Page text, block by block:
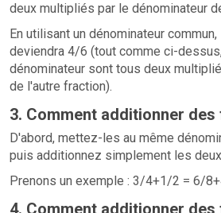
deux multipliés par le dénominateur
En utilisant un dénominateur
deviendra 4/6 (tout comme ci-
dénominateur sont tous deux
de l'autre fraction).
3. Comment additionner
D'abord, mettez-les au même
puis additionnez simplement les
Prenons un exemple : 3/4+1/2 = 6/